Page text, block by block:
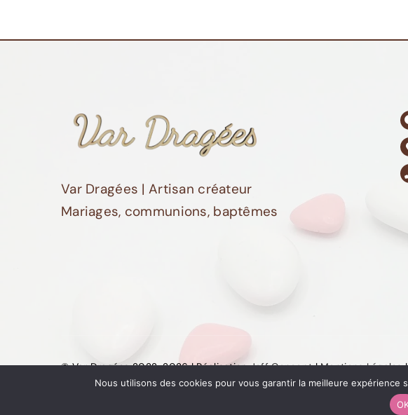
Var Dragées | Artisan créateur
Mariages, communions, baptêmes
© Var Dragées 2022-2026 | RéalisationJeff Concept|Mentions Légales
Nous utilisons des cookies pour vous garantir la meilleure